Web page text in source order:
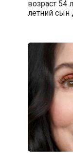
возраст 54
летний